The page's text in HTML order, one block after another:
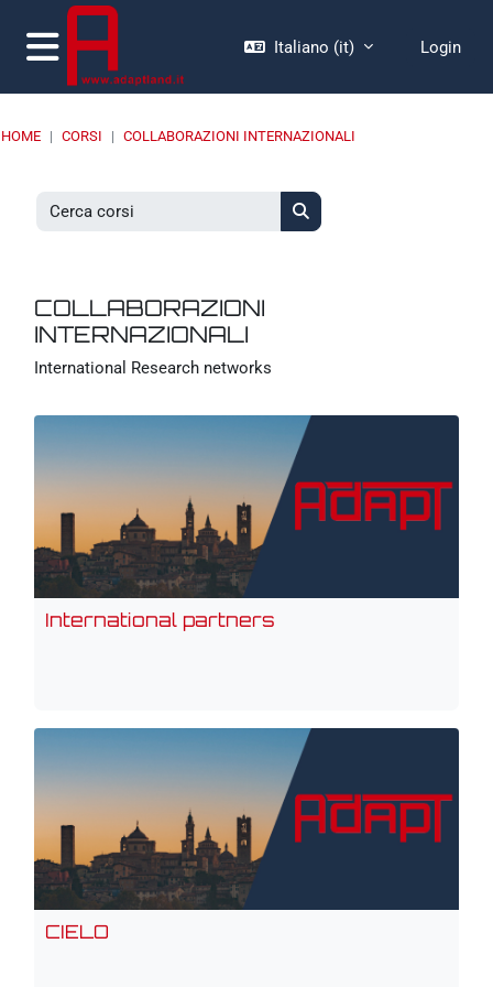
Vai al contenuto principale
Pannello laterale
Italiano ‎(it)‎ Login
HOME CORSI COLLABORAZIONI INTERNAZIONALI
Cerca corsi
Cerca corsi
COLLABORAZIONI
INTERNAZIONALI
International Research networks
International partners
CIELO